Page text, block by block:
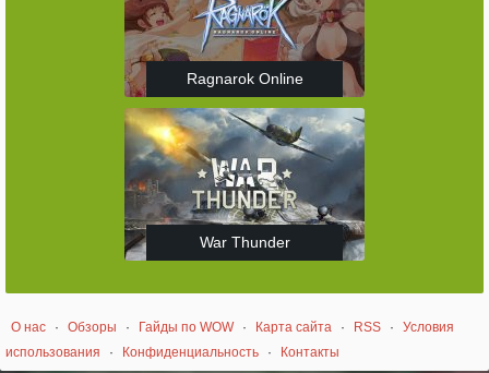
Ragnarok Online
War Thunder
О нас · Обзоры · Гайды по WOW · Карта сайта · RSS ·
Условия
использования
· Конфиденциальность · Контакты